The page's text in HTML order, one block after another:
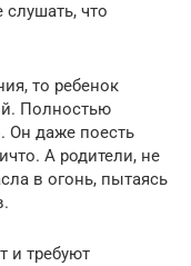
что
то ребенок
Полностью
Он даже поесть
А родители, не
в огонь, пытаясь
и требуют